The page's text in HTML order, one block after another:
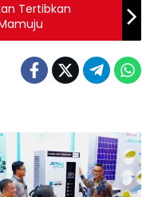
Tertibkan